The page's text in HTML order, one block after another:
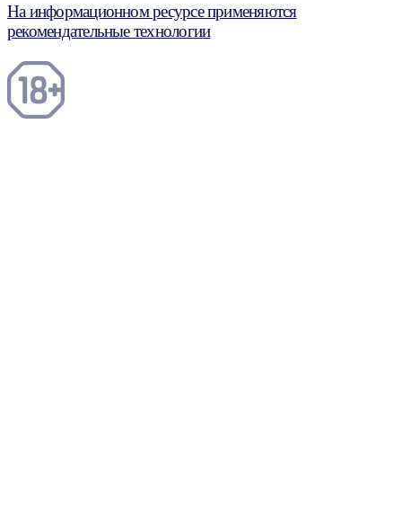
На информационном ресурсе применяются
рекомендательные технологии